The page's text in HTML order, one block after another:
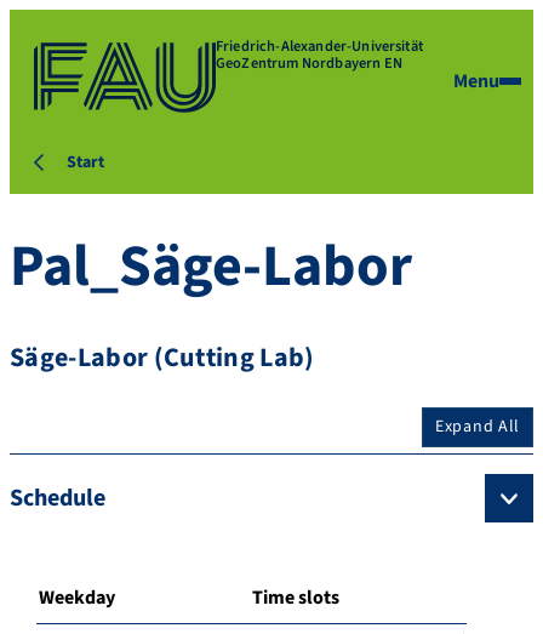
Friedrich-Alexander-Universität
GeoZentrum Nordbayern EN
Menu
Start
Pal_Säge-Labor
Säge-Labor (Cutting Lab)
Expand All
Schedule
Weekday Time slots